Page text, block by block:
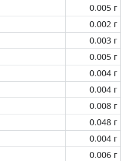
0.005 г
0.002 г
0.003 г
0.005 г
0.004 г
0.004 г
0.008 г
0.048 г
0.004 г
0.006 г